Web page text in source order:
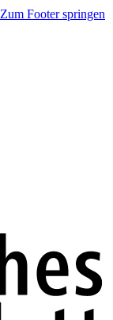
Zum Footer springen